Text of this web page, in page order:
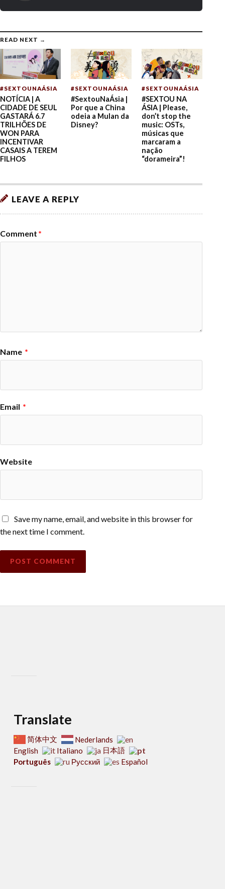
READ NEXT →
#SEXTOUNAÁSIA
NOTÍCIA | A
CIDADE DE SEUL
GASTARÁ 6.7
TRILHÕES DE
WON PARA
INCENTIVAR
CASAIS A TEREM
FILHOS
#SEXTOUNAÁSIA
#SextouNaÁsia |
Por que a China
odeia a Mulan da
Disney?
#SEXTOUNAÁSIA
#SEXTOU NA
ÁSIA | Please,
don’t stop the
music: OSTs,
músicas que
marcaram a
nação
“dorameira”!
LEAVE A REPLY
Comment *
Name *
Email *
Website
Save my name, email, and website in this browser for
the next time I comment.
Translate
简体中文
Nederlands
English
Italiano
日本語
Português
Русский Español